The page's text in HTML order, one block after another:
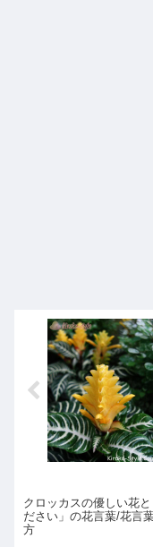
クロッカスの優しい花と
ださい」の花言葉/花言
方